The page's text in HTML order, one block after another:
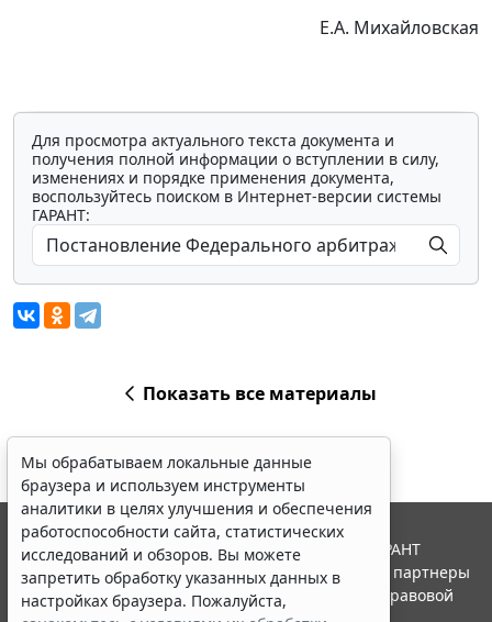
Е.А. Михайловская
Для просмотра актуального текста документа и
получения полной информации о вступлении в силу,
изменениях и порядке применения документа,
воспользуйтесь поиском в Интернет-версии системы
ГАРАНТ:
Показать все материалы
Мы обрабатываем локальные данные
браузера и используем инструменты
аналитики в целях улучшения и обеспечения
работоспособности сайта, статистических
исследований и обзоров. Вы можете
запретить обработку указанных данных в
настройках браузера. Пожалуйста,
© ООО "НПП "ГАРАНТ-СЕРВИС", 2026. Система ГАРАНТ
выпускается с 1990 года. Компания "Гарант" и ее партнеры
являются участниками Российской ассоциации правовой